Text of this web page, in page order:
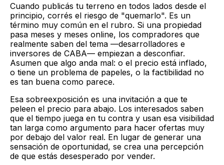
Cuando publicás tu terreno en todos lados desde el
principio, corrés el riesgo de "quemarlo". Es un
término muy común en el rubro. Si una propiedad
pasa meses y meses online, los compradores que
realmente saben del tema —desarrolladores e
inversores de CABA— empiezan a desconfiar.
Asumen que algo anda mal: o el precio está inflado,
o tiene un problema de papeles, o la factibilidad no
es tan buena como parece.
Esa sobreexposición es una invitación a que te
peleen el precio para abajo. Los interesados saben
que el tiempo juega en tu contra y usan esa visibilidad
tan larga como argumento para hacer ofertas muy
por debajo del valor real. En lugar de generar una
sensación de oportunidad, se crea una percepción
de que estás desesperado por vender.